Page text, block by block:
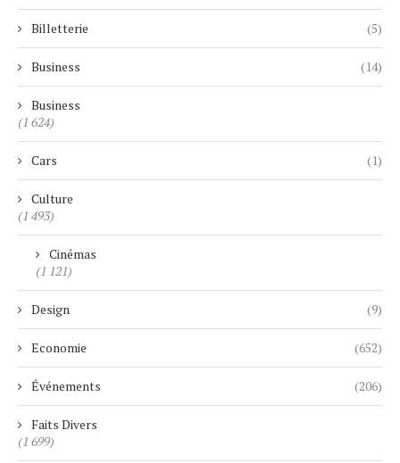
Billetterie (5)
Business (14)
Business
(1 624)
Cars (1)
Culture
(1 493)
Cinémas
(1 121)
Design (9)
Economie (652)
Événements (206)
Faits Divers
(1 699)